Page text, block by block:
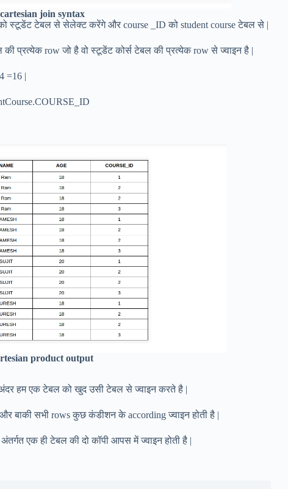
cartesian join syntax
स्टूडेंट टेबल से सेलेक्ट करेंगे और course _ID को student course टेबल से |
row जो है वो स्टूडेंट कोर्स टेबल की प्रत्येक row से ज्वाइन है |
=16 |
product output
हम एक टेबल को खुद उसी टेबल से ज्वाइन करते है |
बाकी सभी rows कुछ कंडीशन के according ज्वाइन होती है |
एक ही टेबल की दो कॉपी आपस में ज्वाइन होती है |